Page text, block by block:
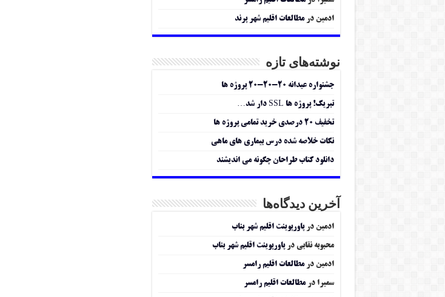
ادمین درمطالعات اقلیم شهر پرند
نوشته‌های تازه
جشنواره عیدانه ۲۰-۲۰-۲۰ پروژه ها
تبریک! پروژه ها SSL دار شد…
تخفیف ۲۰ درصدی خرید تمامی پروژه ها
نکات خلاصه شده درس بیماری های ماهی
دانلود کتاب طراحان چگونه می اندیشند
آخرین دیدگاه‌ها
ادمین درپاورپوینت اقلیم شهر بناب
محبوبه نقابی درپاورپوینت اقلیم شهر بناب
ادمین درمطالعات اقلیم رامسر
سمیرا درمطالعات اقلیم رامسر